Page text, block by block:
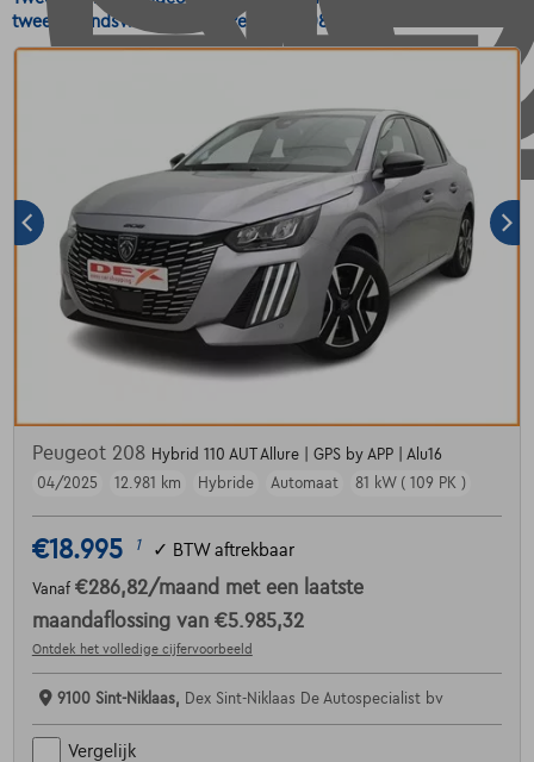
tweedehandswagens voor Peugeot 208 Berline.
Peugeot 208 Hybrid 110 AUT Allure | GPS by APP | Alu16
04/2025
12.981 km Hybride Automaat 81 kW ( 109 PK )
€18.995 1 ✓ BTW aftrekbaar
Vanaf €286,82/maand met een laatste
maandaflossing van €5.985,32
Ontdek het volledige cijfervoorbeeld
9100 Sint-Niklaas, Dex Sint-Niklaas De Autospecialist bv
Vergelijk